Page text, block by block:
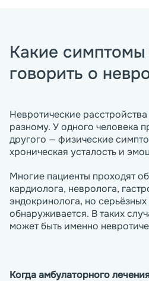
Какие симптомы
говорить о
Невротические
разному. У одного человека
другого — физические
хроническая усталость и
Многие пациенты проходят
кардиолога, невролога,
эндокринолога, но
обнаруживается. В таких
может быть именно
Когда амбулаторного